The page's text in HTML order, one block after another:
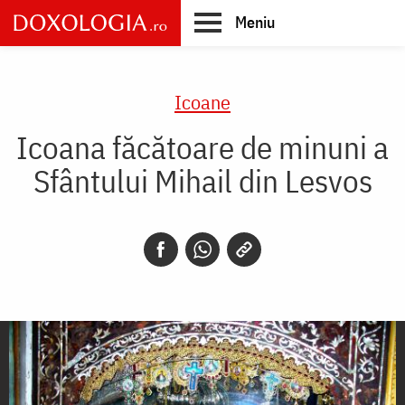
Skip
to
main
Meniu
Icoane
Icoana făcătoare de minuni a
Sfântului Mihail din Lesvos